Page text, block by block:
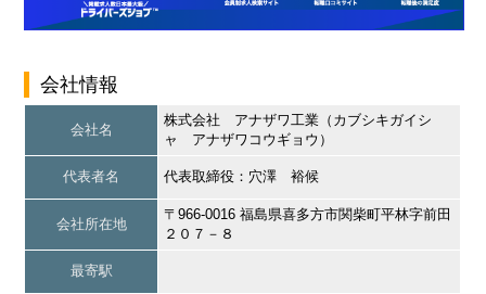
会社情報
会社名
株式会社 アナザワ工業（カブシキガイシ
ャ アナザワコウギョウ）
代表者名 代表取締役：穴澤 裕候
会社所在地
〒966-0016 福島県喜多方市関柴町平林字前田
２０７－８
最寄駅